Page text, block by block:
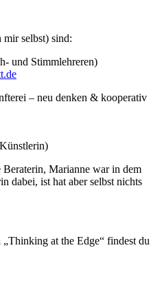
mir selbst) sind:
und Stimmlehreren)
– neu denken & kooperativ
Marianne war in dem
dabei, ist hat aber selbst nichts
at the Edge“ findest du